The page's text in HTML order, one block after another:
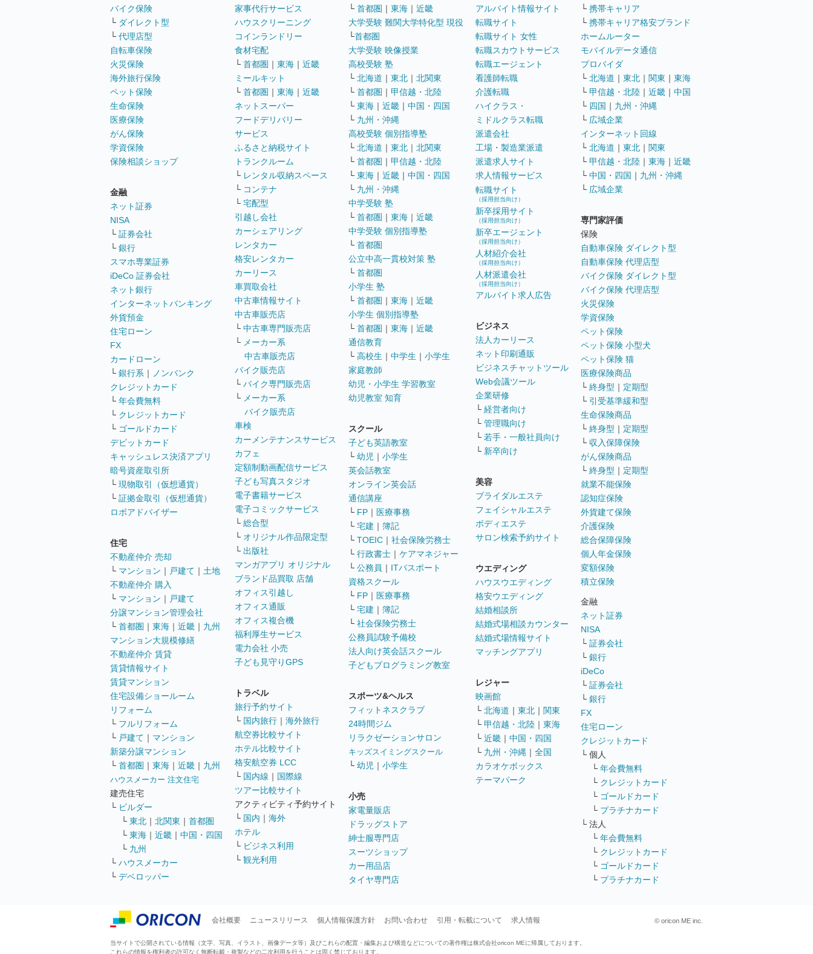
バイク保険
└ ダイレクト型
└ 代理店型
自転車保険
火災保険
海外旅行保険
ペット保険
生命保険
医療保険
がん保険
学資保険
保険相談ショップ
金融
ネット証券
NISA
└ 証券会社
└ 銀行
スマホ専業証券
iDeCo 証券会社
ネット銀行
インターネットバンキング
外貨預金
住宅ローン
FX
カードローン
└ 銀行系 ｜
ノンバンク
クレジットカード
└ 年会費無料
└ クレジットカード
└ ゴールドカード
デビットカード
キャッシュレス決済アプリ
暗号資産取引所
└ 現物取引（仮想通貨）
└ 証拠金取引（仮想通貨）
ロボアドバイザー
住宅
不動産仲介 売却
└ マンション ｜ 戸建て ｜ 土地
不動産仲介 購入
└ マンション ｜ 戸建て
分譲マンション管理会社
└ 首都圏 ｜ 東海 ｜ 近畿 ｜ 九州
マンション大規模修繕
不動産仲介 賃貸
賃貸情報サイト
賃貸マンション
住宅設備ショールーム
リフォーム
└ フルリフォーム
└ 戸建て ｜ マンション
新築分譲マンション
└ 首都圏 ｜ 東海 ｜ 近畿 ｜ 九州
ハウスメーカー 注文住宅
建売住宅
└ ビルダー
└ 東北 ｜ 北関東 ｜ 首都圏
└ 東海 ｜ 近畿 ｜ 中国・四国
└ 九州
└ ハウスメーカー
└ デベロッパー
家事代行サービス
ハウスクリーニング
コインランドリー
食材宅配
└ 首都圏 ｜ 東海 ｜ 近畿
ミールキット
└ 首都圏 ｜ 東海 ｜ 近畿
ネットスーパー
フードデリバリー
サービス
ふるさと納税サイト
トランクルーム
└ レンタル収納スペース
└ コンテナ
└ 宅配型
引越し会社
カーシェアリング
レンタカー
格安レンタカー
カーリース
車買取会社
中古車情報サイト
中古車販売店
└ 中古車専門販売店
└ メーカー系
中古車販売店
バイク販売店
└ バイク専門販売店
└ メーカー系
バイク販売店
車検
カーメンテナンスサービス
カフェ
定額制動画配信サービス
子ども写真スタジオ
電子書籍サービス
電子コミックサービス
└ 総合型
└ オリジナル作品限定型
└ 出版社
マンガアプリ オリジナル
ブランド品買取 店舗
オフィス引越し
オフィス通販
オフィス複合機
福利厚生サービス
電力会社 小売
子ども見守りGPS
トラベル
旅行予約サイト
└ 国内旅行 ｜ 海外旅行
航空券比較サイト
ホテル比較サイト
格安航空券 LCC
└ 国内線 ｜ 国際線
ツアー比較サイト
アクティビティ予約サイト
└ 国内 ｜ 海外
ホテル
└ ビジネス利用
└ 観光利用
└ 首都圏 ｜ 東海 ｜ 近畿
大学受験 難関大学特化型 現役
└首都圏
大学受験 映像授業
高校受験 塾
└ 北海道 ｜ 東北 ｜ 北関東
└ 首都圏 ｜ 甲信越・北陸
└ 東海 ｜ 近畿 ｜ 中国・四国
└ 九州・沖縄
高校受験 個別指導塾
└ 北海道 ｜ 東北 ｜ 北関東
└ 首都圏 ｜ 甲信越・北陸
└ 東海 ｜ 近畿 ｜ 中国・四国
└ 九州・沖縄
中学受験 塾
└ 首都圏 ｜ 東海 ｜ 近畿
中学受験 個別指導塾
└ 首都圏
公立中高一貫校対策 塾
└ 首都圏
小学生 塾
└ 首都圏 ｜ 東海 ｜ 近畿
小学生 個別指導塾
└ 首都圏 ｜ 東海 ｜ 近畿
通信教育
└ 高校生 ｜ 中学生 ｜ 小学生
家庭教師
幼児・小学生 学習教室
幼児教室 知育
スクール
子ども英語教室
└ 幼児 ｜ 小学生
英会話教室
オンライン英会話
通信講座
└ FP ｜ 医療事務
└ 宅建 ｜ 簿記
└ TOEIC ｜ 社会保険労務士
└ 行政書士 ｜ ケアマネジャー
└ 公務員 ｜ ITパスポート
資格スクール
└ FP ｜ 医療事務
└ 宅建 ｜ 簿記
└ 社会保険労務士
公務員試験予備校
法人向け英会話スクール
子どもプログラミング教室
スポーツ&ヘルス
フィットネスクラブ
24時間ジム
リラクゼーションサロン
キッズスイミングスクール
└ 幼児 ｜ 小学生
小売
家電量販店
ドラッグストア
紳士服専門店
スーツショップ
カー用品店
タイヤ専門店
アルバイト情報サイト
転職サイト
転職サイト 女性
転職スカウトサービス
転職エージェント
看護師転職
介護転職
ハイクラス・
ミドルクラス転職
派遣会社
工場・製造業派遣
派遣求人サイト
求人情報サービス
転職サイト
（採用担当向け）
新卒採用サイト
（採用担当向け）
新卒エージェント
（採用担当向け）
人材紹介会社
（採用担当向け）
人材派遣会社
（採用担当向け）
アルバイト求人広告
ビジネス
法人カーリース
ネット印刷通販
ビジネスチャットツール
Web会議ツール
企業研修
└ 経営者向け
└ 管理職向け
└ 若手・一般社員向け
└ 新卒向け
美容
ブライダルエステ
フェイシャルエステ
ボディエステ
サロン検索予約サイト
ウエディング
ハウスウエディング
格安ウエディング
結婚相談所
結婚式場相談カウンター
結婚式場情報サイト
マッチングアプリ
レジャー
映画館
└ 北海道 ｜ 東北 ｜ 関東
└ 甲信越・北陸 ｜ 東海
└ 近畿 ｜ 中国・四国
└ 九州・沖縄 ｜ 全国
カラオケボックス
テーマパーク
└ 携帯キャリア
└ 携帯キャリア格安ブランド
ホームルーター
モバイルデータ通信
プロバイダ
└ 北海道 ｜ 東北 ｜ 関東 ｜ 東海
└ 甲信越・北陸 ｜ 近畿 ｜ 中国
└ 四国 ｜ 九州・沖縄
└ 広域企業
インターネット回線
└ 北海道 ｜ 東北 ｜ 関東
└ 甲信越・北陸 ｜ 東海 ｜ 近畿
└ 中国・四国 ｜ 九州・沖縄
└ 広域企業
専門家評価
保険
自動車保険 ダイレクト型
自動車保険 代理店型
バイク保険 ダイレクト型
バイク保険 代理店型
火災保険
学資保険
ペット保険
ペット保険 小型犬
ペット保険 猫
医療保険商品
└ 終身型 ｜ 定期型
└ 引受基準緩和型
生命保険商品
└ 終身型 ｜ 定期型
└ 収入保障保険
がん保険商品
└ 終身型 ｜ 定期型
就業不能保険
認知症保険
外貨建て保険
介護保険
総合保障保険
個人年金保険
変額保険
積立保険
金融
ネット証券
NISA
└ 証券会社
└ 銀行
iDeCo
└ 証券会社
└ 銀行
FX
住宅ローン
クレジットカード
└ 個人
└ 年会費無料
└ クレジットカード
└ ゴールドカード
└ プラチナカード
└ 法人
└ 年会費無料
└ クレジットカード
└ ゴールドカード
└ プラチナカード
会社概要 ニュースリリース 個人情報保護方針 お問い合わせ 引用・転載について 求人情報 © oricon ME inc.
当サイトで公開されている情報（文字、写真、イラスト、画像データ等）及びこれらの配置・編集および構造などについての著作権は株式会社oricon MEに帰属しております。
これらの情報を権利者の許可なく無断転載・複製などの二次利用を行うことは固く禁じております。